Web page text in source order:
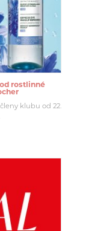
rostlinné
klubu od 22.